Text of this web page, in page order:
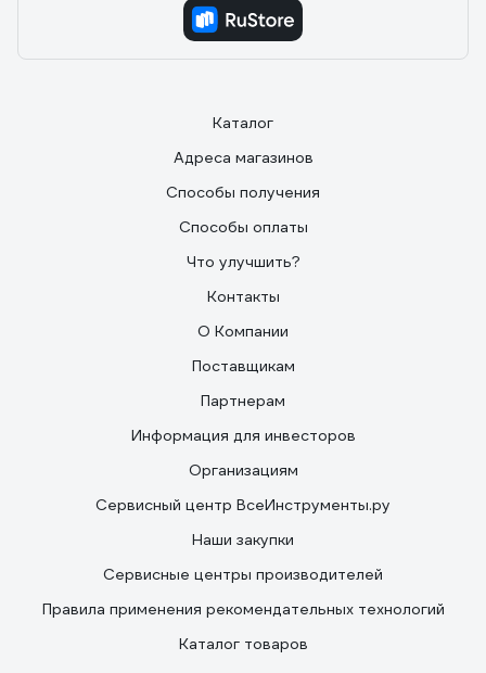
Каталог
Адреса магазинов
Способы получения
Способы оплаты
Что улучшить?
Контакты
О Компании
Поставщикам
Партнерам
Информация для инвесторов
Организациям
Сервисный центр ВсеИнструменты.ру
Наши закупки
Сервисные центры производителей
Правила применения рекомендательных технологий
Каталог товаров